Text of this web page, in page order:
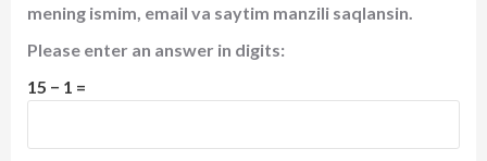
mening ismim, email va saytim manzili saqlansin.
Please enter an answer in digits:
15 − 1 =